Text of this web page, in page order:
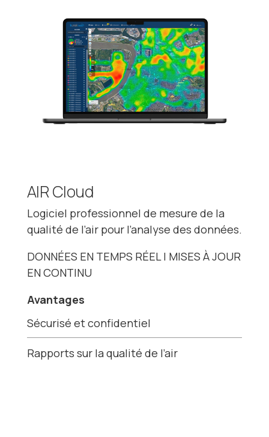
AIR Cloud
Logiciel professionnel de mesure de la
qualité de l’air pour l’analyse des données.
DONNÉES EN TEMPS RÉEL | MISES À JOUR
EN CONTINU
Avantages
Sécurisé et confidentiel
Rapports sur la qualité de l’air